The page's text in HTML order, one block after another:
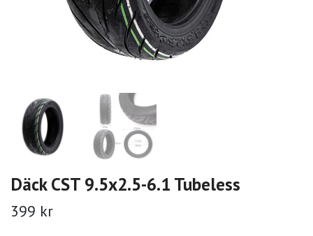
Däck CST 9.5x2.5-6.1 Tubeless
399 kr